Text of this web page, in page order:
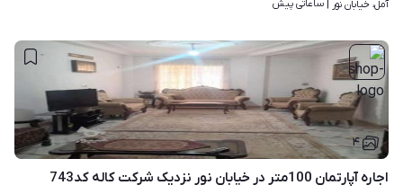
آمل، خیابان نور | ساعاتی پیش
۴
اجاره آپارتمان 100متر در خیابان نور نزدیک شرکت کاله کد743